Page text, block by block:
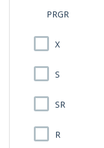
PRGR
X
S
SR
R